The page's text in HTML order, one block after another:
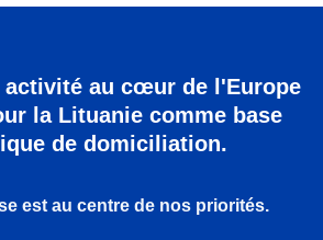
activité au cœur de l'Europe
la Lituanie comme base
de domiciliation.
est au centre de nos priorités.